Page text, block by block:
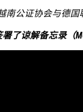
南公证协会与德国
署了谅解备忘录